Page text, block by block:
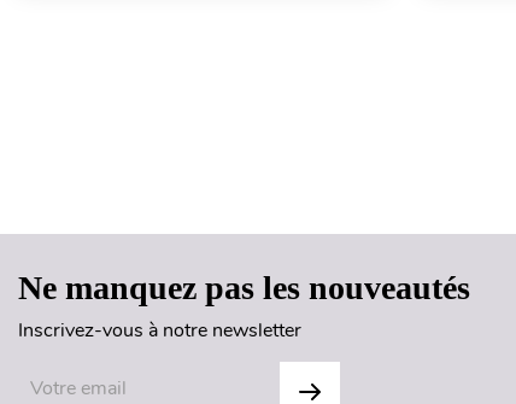
Ne manquez pas les nouveautés
Inscrivez-vous à notre newsletter